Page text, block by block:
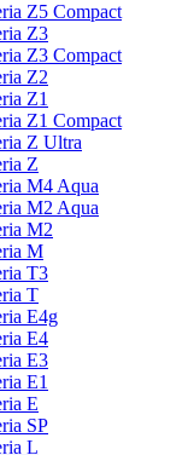
Z5 Compact
Z3
Z3 Compact
Z2
Z1
Z1 Compact
Z Ultra
Z
M4 Aqua
M2 Aqua
M2
M
T3
T
E4g
E4
E3
E1
E
SP
L